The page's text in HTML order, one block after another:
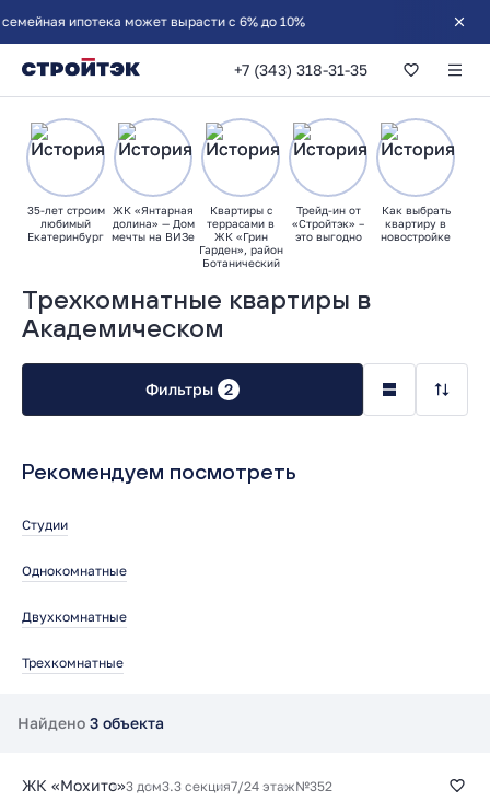
ипотека может вырасти с 6% до 10%
+7 (343) 318-31-35
Трехкомнатные квартиры в
Академическом
35-лет строим
любимый
Екатеринбург
ЖК «Янтарная
долина» — Дом
мечты на ВИЗе
Квартиры с
террасами в
ЖК «Грин
Гарден», район
Ботанический
Трейд-ин от
«Стройтэк» –
это выгодно
Как выбрать
квартиру в
новостройке
Фильтры 2
Рекомендуем посмотреть
Студии
Однокомнатные
Двухкомнатные
Трехкомнатные
Найдено 3 объекта
ЖК «Мохито»3 дом3.3 секция7/24 этаж№352